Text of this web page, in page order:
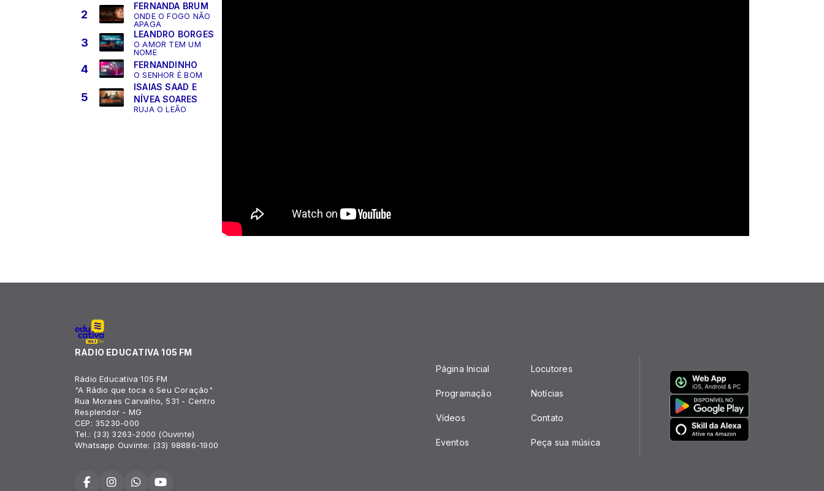
2
FERNANDA BRUM
ONDE O FOGO NÃO
APAGA
3
LEANDRO BORGES
O AMOR TEM UM
NOME
4 FERNANDINHO
O SENHOR É BOM
5
ISAIAS SAAD E
NÍVEA SOARES
RUJA O LEÃO
RADIO EDUCATIVA 105 FM
Rádio Educativa 105 FM
"A Rádio que toca o Seu Coração"
Rua Moraes Carvalho, 531 - Centro
Resplendor - MG
CEP: 35230-000
Tel.: (33) 3263-2000 (Ouvinte)
Whatsapp Ouvinte: (33) 98886-1900
Página Inicial
Programação
Vídeos
Eventos
Locutores
Notícias
Contato
Peça sua música